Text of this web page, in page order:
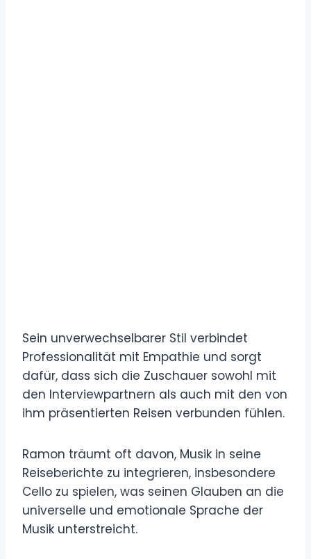
Sein unverwechselbarer Stil verbindet
Professionalität mit Empathie und sorgt
dafür, dass sich die Zuschauer sowohl mit
den Interviewpartnern als auch mit den von
ihm präsentierten Reisen verbunden fühlen.
Ramon träumt oft davon, Musik in seine
Reiseberichte zu integrieren, insbesondere
Cello zu spielen, was seinen Glauben an die
universelle und emotionale Sprache der
Musik unterstreicht.